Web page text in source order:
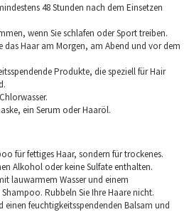
48 Stunden nach dem Einsetzen
wenn Sie schlafen oder Sport treiben.
das Haar am Morgen, am Abend und vor dem
Produkte, die speziell für Hair
ein Serum oder Haaröl.
für fettiges Haar, sondern für trockenes.
Alkohol oder keine Sulfate enthalten.
lauwarmem Wasser und einem
Rubbeln Sie Ihre Haare nicht.
einen feuchtigkeitsspendenden Balsam und